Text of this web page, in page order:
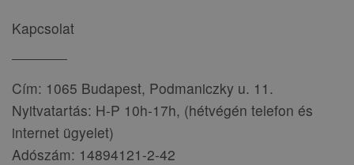
Kapcsolat
Cím: 1065 Budapest, Podmaniczky u. 11.
Nyitvatartás: H-P 10h-17h, (hétvégén telefon és
internet ügyelet)
Adószám: 14894121-2-42